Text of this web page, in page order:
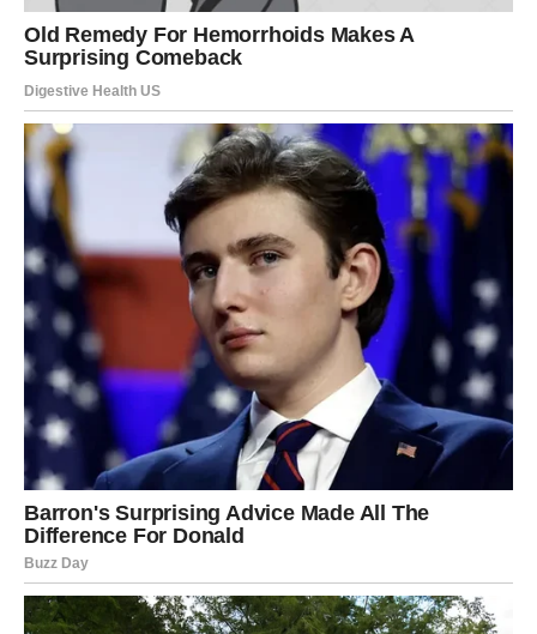
Flert koji prerasta u ozbiljniju priču.
Poruka iz prošlosti koja traži odluku.
Unutrašnja spoznaja da zaslužuješ više nego što si
do sada prihvatao/la.
SAVET ZA LAVA
– Ne krij ranjivost iza samouverenosti.
– Ne traži potvrdu kroz dramu.
– Ne pretvaraj sitan nesporazum u borbu za ego.
Ako pokažeš nežniju stranu, vikend može postati
emotivno ispunjen na način koji nisi očekivao/la.